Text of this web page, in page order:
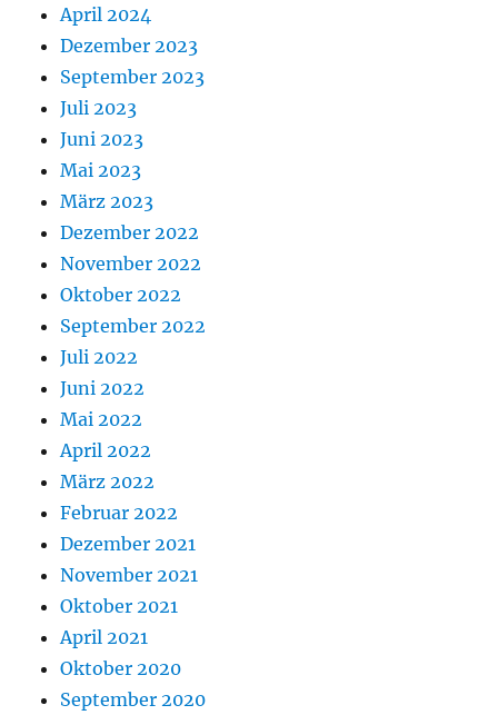
April 2024
Dezember 2023
September 2023
Juli 2023
Juni 2023
Mai 2023
März 2023
Dezember 2022
November 2022
Oktober 2022
September 2022
Juli 2022
Juni 2022
Mai 2022
April 2022
März 2022
Februar 2022
Dezember 2021
November 2021
Oktober 2021
April 2021
Oktober 2020
September 2020